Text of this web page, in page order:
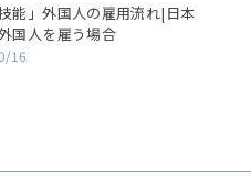
技能」外国人の雇用流れ|日本
国人を雇う場合
16